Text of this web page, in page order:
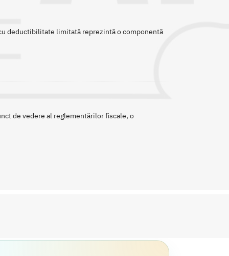
deductibilitate limitată reprezintă o componentă
de vedere al reglementărilor fiscale, o